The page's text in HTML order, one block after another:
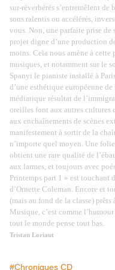
sur-réverbérés s’entremêlent
sons ralentis ou accélérés,
vous. Non, une parfaite prise
projet digne d’une production
moins. Cela nous amène à
musiques, et notamment sur le
Spanyi le pianiste installé à
d’une esthétique européenne
médiatique résultat de
oreilles font aux autres cultures
aux enchaînements de scènes
manifestement à sortir de la
n’importe quel moyen. Une
obtient une rare qualité de
aux larmes, et toujours avec
Printemps part 1 » est touchant
d’Ornette Coleman. Encore et
(mais au fond de la classe)
Musique, c’est comme
tout le monde pense tout bas.
Tristan Loriaut
#Chroniques CD